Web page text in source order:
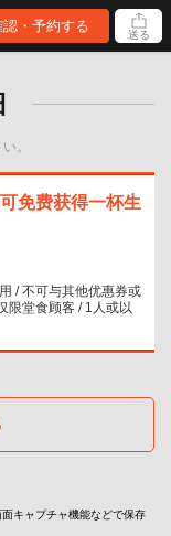
認・予約する 送る
。
免费获得一杯生
/ 不可与其他优惠券或
限堂食顾客 / 1人或以
キャプチャ機能などで保存